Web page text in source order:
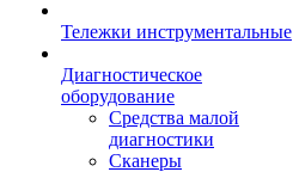
Тележки инструментальные
Диагностическое
оборудование
Средства малой
диагностики
Сканеры